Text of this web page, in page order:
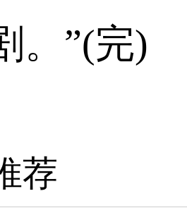
。”(完)
荐